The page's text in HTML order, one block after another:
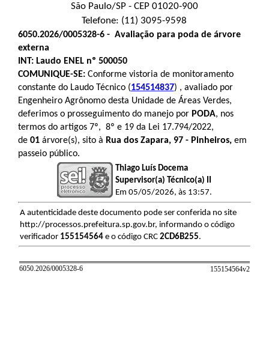
São Paulo/SP - CEP 01020-900
Telefone: (11) 3095-9598
6050.2026/0005328-6 - Avaliação para poda de árvore
externa
INT: Laudo ENEL nº 500050
COMUNIQUE-SE: Conforme vistoria de monitoramento
constante do Laudo Técnico (154514837) , avaliado por
Engenheiro Agrônomo desta Unidade de Áreas Verdes,
deferimos o prosseguimento do manejo por PODA, nos
termos do artigos 7º, 8º e 19 da Lei 17.794/2022,
de 01 árvore(s), sito à Rua dos Zapara, 97 - Pinheiros, em
passeio público.
Thiago Luís Docema
Supervisor(a) Técnico(a) II
Em 05/05/2026, às 13:57.
A autenticidade deste documento pode ser conferida no site
http://processos.prefeitura.sp.gov.br, informando o código
verificador 155154564e o código CRC 2CD6B255.
6050.2026/0005328-6 155154564v2